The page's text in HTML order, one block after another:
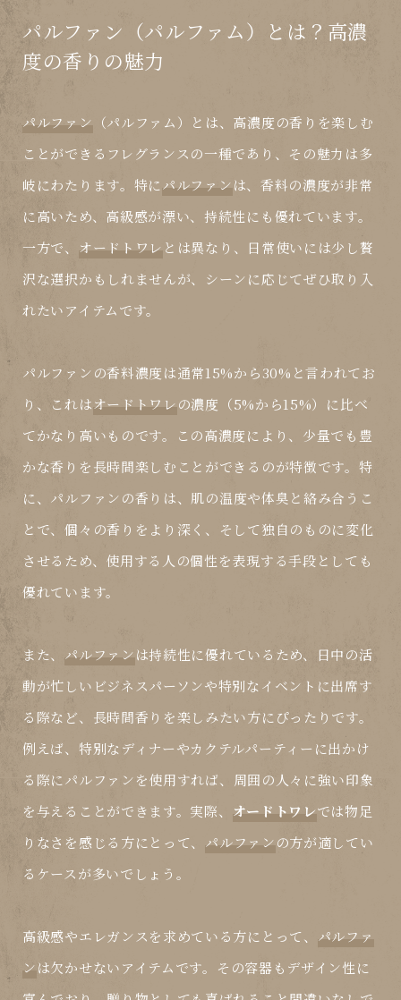
パルファン（パルファム）とは？高濃
度の香りの魅力
パルファン （パルファム）とは、高濃度の香りを楽しむ
ことができるフレグランスの一種であり、その魅力は多
岐にわたります。特にパルファンは、香料の濃度が非常
に高いため、高級感が漂い、持続性にも優れています。
一方で、 オードトワレ とは異なり、日常使いには少し贅
沢な選択かもしれませんが、シーンに応じてぜひ取り入
れたいアイテムです。
パルファンの香料濃度は通常15%から30%と言われてお
り、これはオードトワレの濃度（5%から15%）に比べ
てかなり高いものです。この高濃度により、少量でも豊
かな香りを長時間楽しむことができるのが特徴です。特
に、 パルファンの香りは、肌の温度や体臭と絡み合うこ
とで、個々の香りをより深く、そして独自のものに変化
させるため、使用する人の個性を表現する手段としても
優れています。
また、 パルファンは持続性に優れているため、日中の活
動が忙しいビジネスパーソンや特別なイベントに出席す
る際など、長時間香りを楽しみたい方にぴったりです。
例えば、特別なディナーやカクテルパーティーに出かけ
る際にパルファンを使用すれば、周囲の人々に強い印象
を与えることができます。実際、 オードトワレでは物足
りなさを感じる方にとって、 パルファンの方が適してい
るケースが多いでしょう。
高級感やエレガンスを求めている方にとって、 パルファ
ンは欠かせないアイテムです。その容器もデザイン性に